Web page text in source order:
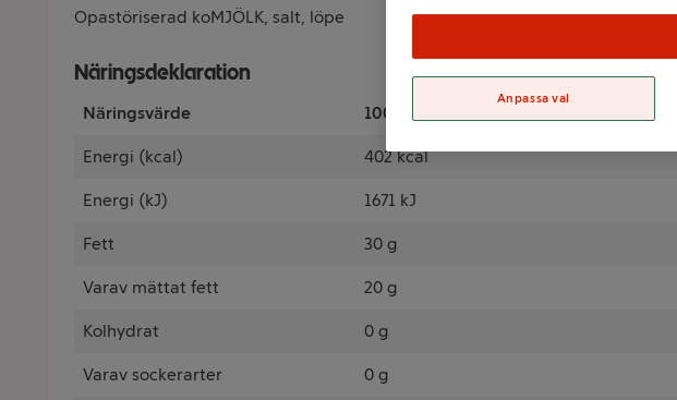
Opastöriserad koMJÖLK, salt, löpe
Näringsdeklaration
Näringsvärde 100 Gram
Energi (kcal) 402 kcal
Energi (kJ) 1671 kJ
Fett 30 g
Varav mättat fett 20 g
Kolhydrat 0 g
Varav sockerarter 0 g
Anpassa val